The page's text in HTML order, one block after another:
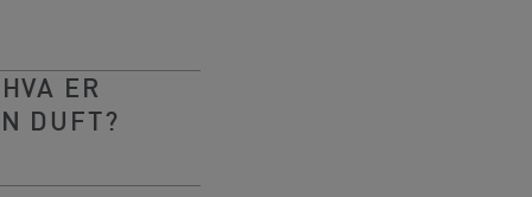
ER
DUFT?